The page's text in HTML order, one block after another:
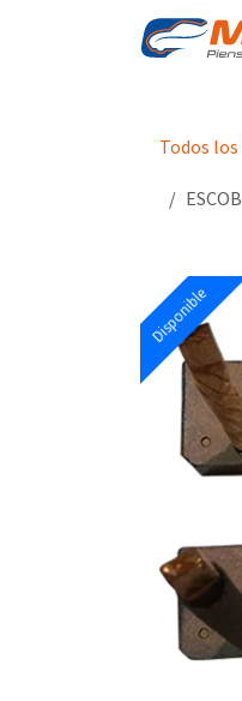
Todos
Disponible
Disponible